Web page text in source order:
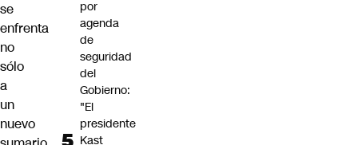
se
enfrenta
no
sólo
a
un
nuevo
por
agenda
de
seguridad
del
Gobierno:
"El
presidente
Kast